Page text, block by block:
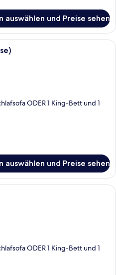
auswählen und Preise sehen
Hochwertige Bettwaren, Minibar,
ODER 1 King-Bett und 1
auswählen und Preise sehen
Hochwertige Bettwaren, Minibar,
ODER 1 King-Bett und 1